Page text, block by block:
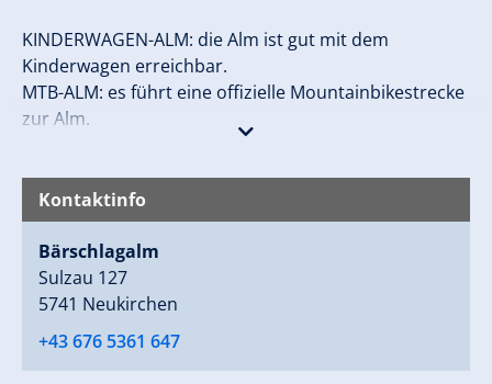
KINDERWAGEN-ALM: die Alm ist gut mit dem
Kinderwagen erreichbar.
MTB-ALM: es führt eine offizielle Mountainbikestrecke
zur Alm.
Kontaktinfo
Bärschlagalm
Sulzau 127
5741 Neukirchen
+43 676 5361 647